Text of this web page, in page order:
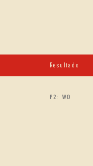
Resultado
P2: WO